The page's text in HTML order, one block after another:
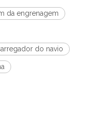
da engrenagem
do navio